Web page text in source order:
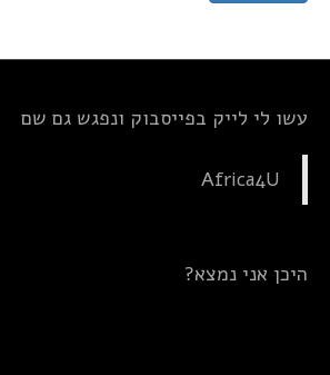
עשו לי לייק בפייסבוק ונפגש גם שם
Africa4U
היכן אני נמצא?